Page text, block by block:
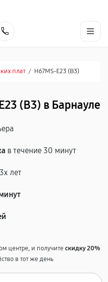
плат / H67MS-E23 (B3)
(B3) в Барнауле
в течение 30 минут
лет
центре, и получитескидку 20%
в тот же день